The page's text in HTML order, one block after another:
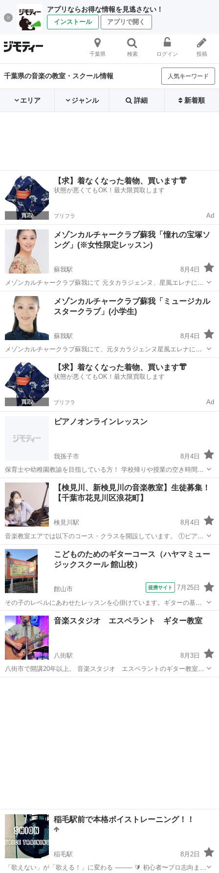
アプリならお得な情報を見逃さない！
インストール アプリで開く
千葉県 検索 ログイン 投稿
千葉県の音楽の教室・スクール情報 人気キーワード
エリア ジャンル 詳細 新着順
【求】着なくなった着物、買います👘
状態が悪くてもOK！最大限買取します
プリフラ Ad
メゾンカルチャークラブ蘇我「憧れの宝塚ソ
ング」(※女性限定レッスン)
蘇我駅
8月4日
メゾンカルチャークラブ蘇我にて 元タカラジェンヌ、星風エレナによ
る「憧れの宝塚ソング」レッスンが 2026年8月よりついにスタート！
「ベルサイユのばら」「エリザベート」「うたかたの恋」等の宝塚の
名曲を、 タカ...
千葉 千葉市 蘇我駅 カルチャークラブ
メゾンカルチャークラブ蘇我「ミュージカル
スタークラブ」(小学生)
蘇我駅
8月4日
メゾンカルチャークラブ蘇我にて、元タカラジェンヌ星風エレナによ
る 「ミュージカルスタークラブ」が2026年5/19よりスタート！ ストレ
ッチ&ダンスレッスン(30分)→発声、音取り(30分)→ダンスを交えた歌
唱(30...
千葉 蘇我駅 ボーカル ミュージカル
【求】着なくなった着物、買います👘
状態が悪くてもOK！最大限買取します
プリフラ Ad
ピアノオンラインレッスン
我孫子市
8月4日
保育士や幼稚園教諭を目指している方！ 学校帰りや授業の空き時間な
どを利用して、オンラインレッスンしませんか？ LINEビデオ通話で行
うので、スマホがあれば簡単にできます。 １コマ30分ですが、その都
度予約制なので必要に応じ...
千葉 我孫子市 ピアノ コマ
【検見川、新検見川の音楽教室】生徒募集！
【千葉市花見川区浪花町】
検見川駅
8月4日
音楽教室エアでは以下のコース・クラスを開設しています。 ①ピアノ
コース ②リトミック・ピアノ導入クラス（３～６歳の未就学児とその
保護者が対象） ③声楽・ボイストレーニングコース ④楽典・ソルフェ
千葉 千葉市 検見川駅 音楽
こどものためのギターコース（ハヤマミュー
ジックスクール 館山校）
館山市 提携サイト 7月25日
その子のレベルにあわせたレッスンを心掛けています。ギターの基
礎、ストローク、アルペジオ、コード、スケール、伴奏、ソロ、アド
リブなどマイペースで楽しくレッスンしましょう。
千葉 館山市 ギター
音楽スタジオ エスペラント ギター教室
八街駅
8月3日
八街市で開講20年以上。 音楽スタジオ エスペラントのギター教室で
す。 エレキ、アコギどちらも対応。 マンツーマン指導で生徒さんに寄
稲毛駅前で本格ボイストレーニング！！
稲毛駅
8月2日
「歌えない」が「歌える！」に変わる ⸻ 🔰 初心者〜プロ志向まで